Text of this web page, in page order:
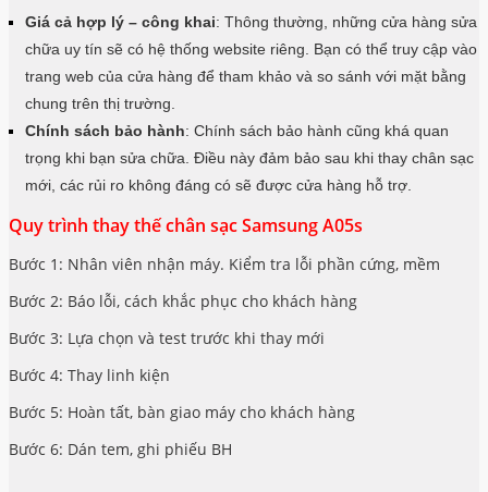
Giá cả hợp lý – công khai: Thông thường, những cửa hàng sửa
chữa uy tín sẽ có hệ thống website riêng. Bạn có thể truy cập vào
trang web của cửa hàng để tham khảo và so sánh với mặt bằng
chung trên thị trường.
Chính sách bảo hành: Chính sách bảo hành cũng khá quan
trọng khi bạn sửa chữa. Điều này đảm bảo sau khi thay chân sạc
mới, các rủi ro không đáng có sẽ được cửa hàng hỗ trợ.
Quy trình thay thế chân sạc Samsung A05s
Bước 1: Nhân viên nhận máy. Kiểm tra lỗi phần cứng, mềm
Bước 2: Báo lỗi, cách khắc phục cho khách hàng
Bước 3: Lựa chọn và test trước khi thay mới
Bước 4: Thay linh kiện
Bước 5: Hoàn tất, bàn giao máy cho khách hàng
Bước 6: Dán tem, ghi phiếu BH